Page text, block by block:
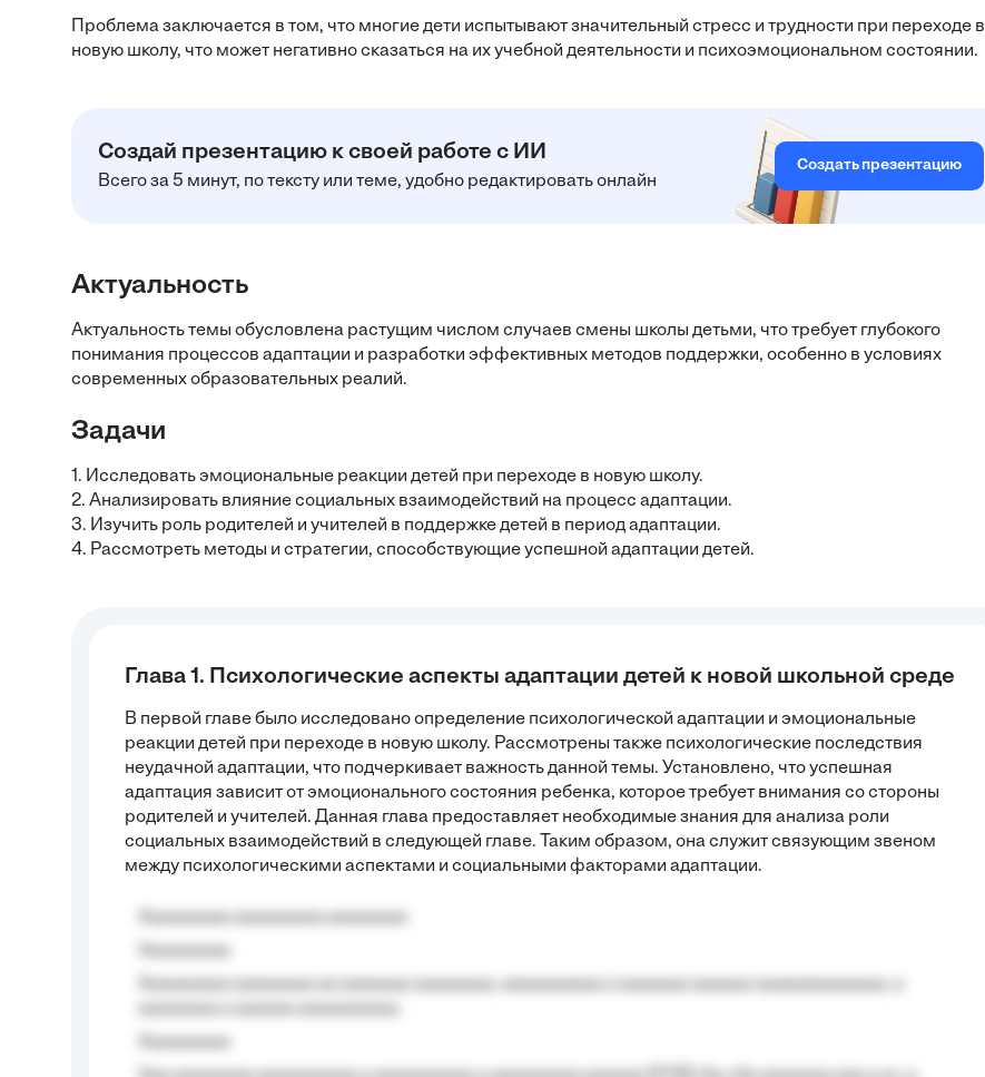
Проблема заключается в том, что многие дети испытывают значительный стресс и трудности при переходе в
новую школу, что может негативно сказаться на их учебной деятельности и психоэмоциональном состоянии.
Создай презентацию к своей работе с ИИ
Всего за 5 минут, по тексту или теме, удобно редактировать онлайн
Создать презентацию
Актуальность
Актуальность темы обусловлена растущим числом случаев смены школы детьми, что требует глубокого
понимания процессов адаптации и разработки эффективных методов поддержки, особенно в условиях
современных образовательных реалий.
Задачи
1. Исследовать эмоциональные реакции детей при переходе в новую школу.
2. Анализировать влияние социальных взаимодействий на процесс адаптации.
3. Изучить роль родителей и учителей в поддержке детей в период адаптации.
4. Рассмотреть методы и стратегии, способствующие успешной адаптации детей.
Глава 1. Психологические аспекты адаптации детей к новой школьной среде
В первой главе было исследовано определение психологической адаптации и эмоциональные
реакции детей при переходе в новую школу. Рассмотрены также психологические последствия
неудачной адаптации, что подчеркивает важность данной темы. Установлено, что успешная
адаптация зависит от эмоционального состояния ребенка, которое требует внимания со стороны
родителей и учителей. Данная глава предоставляет необходимые знания для анализа роли
социальных взаимодействий в следующей главе. Таким образом, она служит связующим звеном
между психологическими аспектами и социальными факторами адаптации.